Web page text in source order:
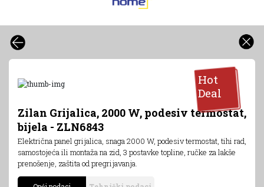
Hot
Deal
Zilan Grijalica, 2000 W, podesiv termostat,
bijela - ZLN6843
Električna panel grijalica, snaga 2000 W, podesiv termostat, tihi rad,
samostojeća ili montaža na zid, 3 postavke topline, ručke za lakše
prenošenje, zaštita od pregrijavanja.